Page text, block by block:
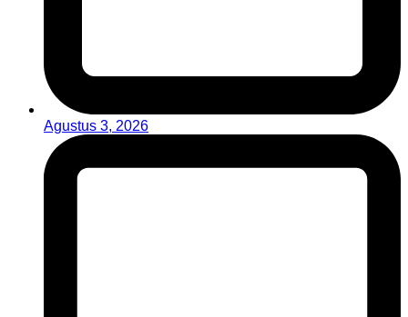
Agustus 3, 2026